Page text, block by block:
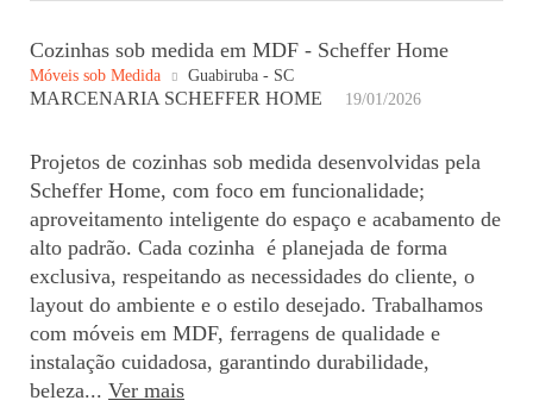
Cozinhas sob medida em MDF - Scheffer Home
Móveis sob Medida Guabiruba - SC
MARCENARIA SCHEFFER HOME 19/01/2026
Projetos de cozinhas sob medida desenvolvidas pela
Scheffer Home, com foco em funcionalidade;
aproveitamento inteligente do espaço e acabamento de
alto padrão. Cada cozinha é planejada de forma
exclusiva, respeitando as necessidades do cliente, o
layout do ambiente e o estilo desejado. Trabalhamos
com móveis em MDF, ferragens de qualidade e
instalação cuidadosa, garantindo durabilidade,
beleza... Ver mais